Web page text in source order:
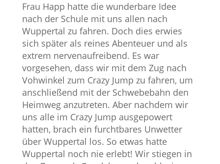
Frau Happ hatte die wunderbare Idee
nach der Schule mit uns allen nach
Wuppertal zu fahren. Doch dies erwies
sich später als reines Abenteuer und als
extrem nervenaufreibend. Es war
vorgesehen, dass wir mit dem Zug nach
Vohwinkel zum Crazy Jump zu fahren, um
anschließend mit der Schwebebahn den
Heimweg anzutreten. Aber nachdem wir
uns alle im Crazy Jump ausgepowert
hatten, brach ein furchtbares Unwetter
über Wuppertal los. So etwas hatte
Wuppertal noch nie erlebt! Wir stiegen in